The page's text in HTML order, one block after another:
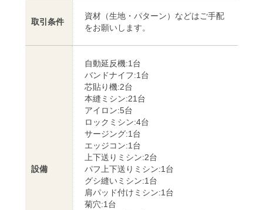
取引条件
資材（生地・パターン）などはご手配
をお願いします。
設備
自動延反機:1台
バンドナイフ:1台
芯貼り機:2台
本縫ミシン:21台
アイロン:5台
ロックミシン:4台
サージング:1台
エッジコン:1台
上下送りミシン:2台
パフ上下送りミシン:1台
グシ縫いミシン:1台
肩パッド付けミシン:1台
菊穴:1台